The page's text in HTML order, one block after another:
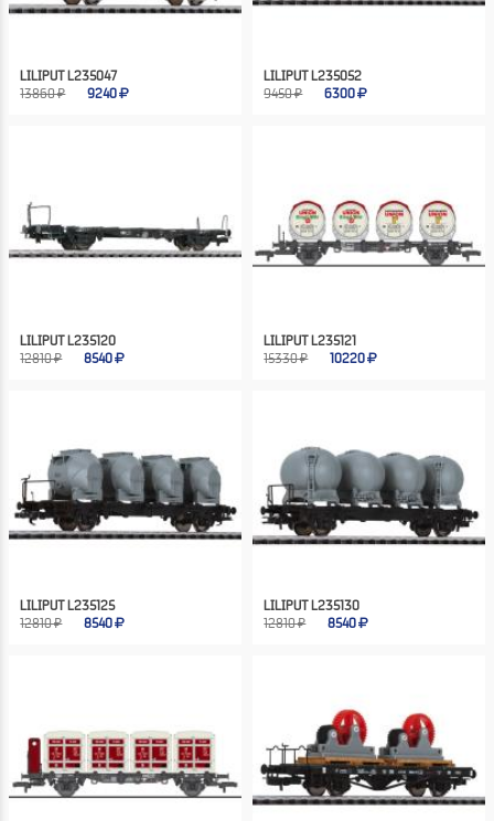
LILIPUT L235047
13860 ₽
9240
LILIPUT L235052
9450 ₽
6300
LILIPUT L235120
12810 ₽
8540
LILIPUT L235121
15330 ₽
10220
LILIPUT L235125
12810 ₽
8540
LILIPUT L235130
12810 ₽
8540